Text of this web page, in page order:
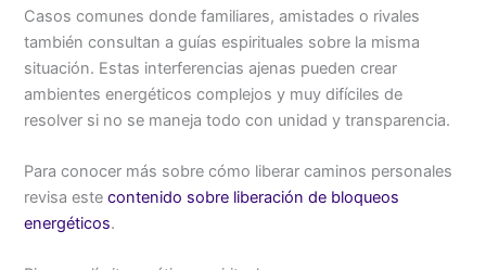
Casos comunes donde familiares, amistades o rivales
también consultan a guías espirituales sobre la misma
situación. Estas interferencias ajenas pueden crear
ambientes energéticos complejos y muy difíciles de
resolver si no se maneja todo con unidad y transparencia.
Para conocer más sobre cómo liberar caminos personales
revisa estecontenido sobre liberación de bloqueos
energéticos.